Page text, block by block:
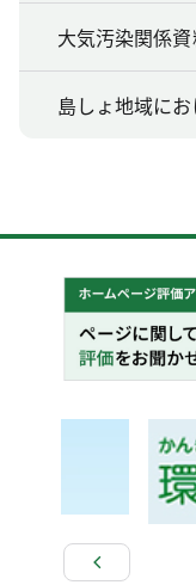
大気汚染関係
島しょ地域に